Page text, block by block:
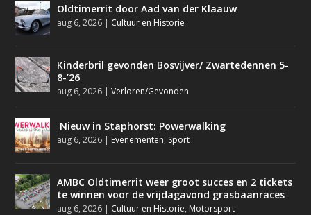
Oldtimerrit door Aad van der Klaauw
aug 6, 2026 | Cultuur en Historie
Kinderbril gevonden Bosvijver/ Zwartedennen 5-
8-’26
aug 6, 2026 |Verloren/Gevonden
Nieuw in Staphorst: Powerwalking
aug 6, 2026 | Evenementen, Sport
AMBC Oldtimerrit weer groot succes en 2 tickets
te winnen voor de vrijdagavond grasbaanraces
aug 6, 2026 | Cultuur en Historie, Motorsport